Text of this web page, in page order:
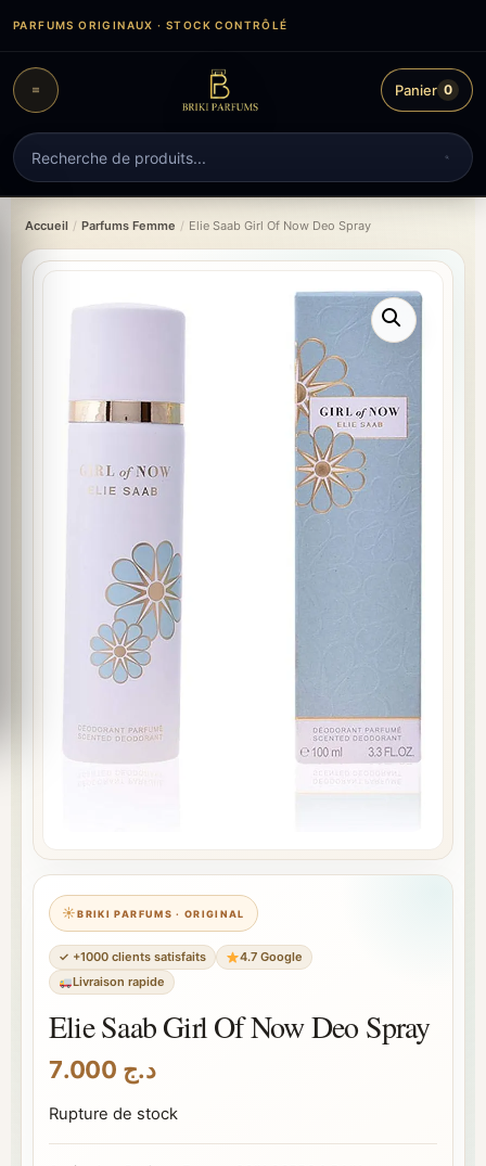
contenu
PARFUMS ORIGINAUX · STOCK CONTRÔLÉ
Recherche
de
produits
Panier 0
Accueil / Parfums Femme / Elie Saab Girl Of Now Deo Spray
BRIKI PARFUMS · ORIGINAL
✓ +1000 clients satisfaits
4.7 Google
Livraison rapide
Elie Saab Girl Of Now Deo Spray
د.ج
Rupture de stock